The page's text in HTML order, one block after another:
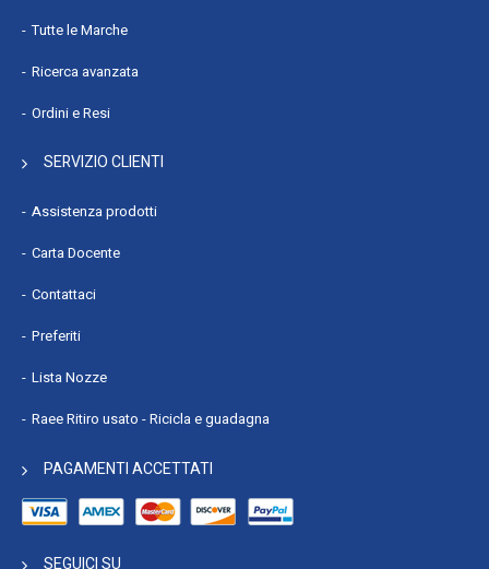
Tutte le Marche
Ricerca avanzata
Ordini e Resi
SERVIZIO CLIENTI
Assistenza prodotti
Carta Docente
Contattaci
Preferiti
Lista Nozze
Raee Ritiro usato - Ricicla e guadagna
PAGAMENTI ACCETTATI
SEGUICI SU